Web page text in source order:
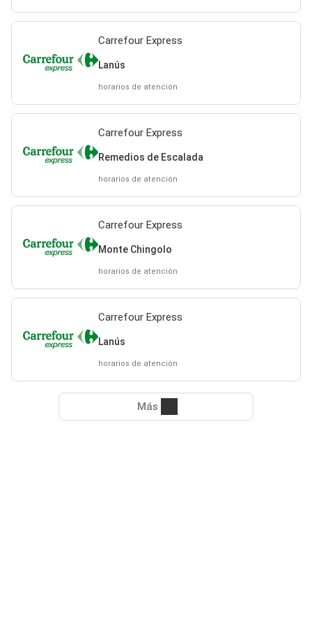
Carrefour Express
Lanús
horarios de atención
Carrefour Express
Remedios de Escalada
horarios de atención
Carrefour Express
Monte Chingolo
horarios de atención
Carrefour Express
Lanús
horarios de atención
Más